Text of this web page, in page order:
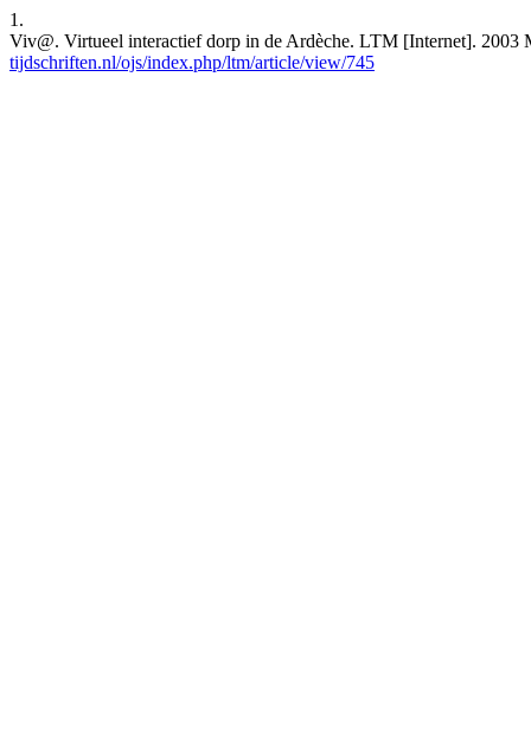
1.
Viv@. Virtueel interactief dorp in de Ardèche. LTM [Internet].
tijdschriften.nl/ojs/index.php/ltm/article/view/745